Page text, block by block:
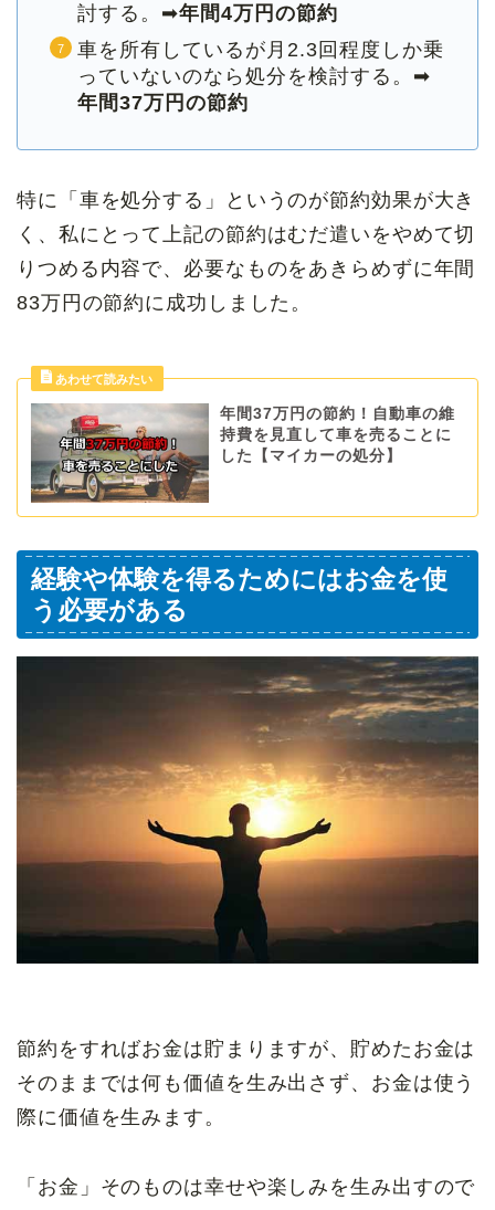
討する。➡年間4万円の節約
車を所有しているが月2.3回程度しか乗
っていないのなら処分を検討する。➡
年間37万円の節約
特に「車を処分する」というのが節約効果が大き
く、私にとって上記の節約はむだ遣いをやめて切
りつめる内容で、必要なものをあきらめずに年間
83万円の節約に成功しました。
年間37万円の節約！自動車の維
持費を見直して車を売ることに
した【マイカーの処分】
経験や体験を得るためにはお金を使
う必要がある
節約をすればお金は貯まりますが、貯めたお金は
そのままでは何も価値を生み出さず、お金は使う
際に価値を生みます。
「お金」そのものは幸せや楽しみを生み出すので